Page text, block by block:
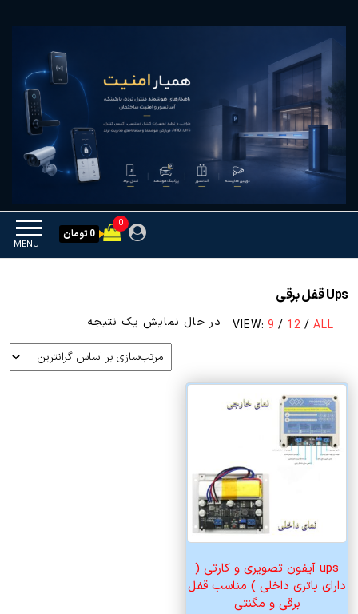
همیار امنیت
MENU
0
0 تومان
Ups قفل برقی
VIEW: 9 / 12 / ALL در حال نمایش یک نتیجه
ups آیفون تصویری و کارتی (
دارای باتری داخلی ) مناسب قفل
برقی و مگنتی